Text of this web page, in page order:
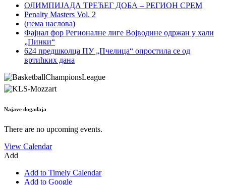
ОЛИМПИЈАДА ТРЕЋЕГ ДОБА – РЕГИОН СРЕМ
Penalty Masters Vol. 2
(нема наслова)
Фајнал фор Регионалне лиге Војводине одржан у хали
„Пинки“
624 предшколца ПУ „Пчелица“ опростила се од
вртићких дана
Najave događaja
There are no upcoming events.
View Calendar
Add
Add to Timely Calendar
Add to Google